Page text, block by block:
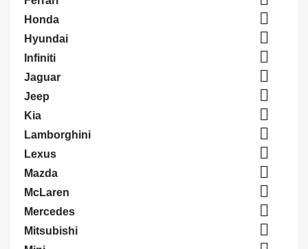
Honda 
Hyundai 
Infiniti 
Jaguar 
Jeep 
Kia 
Lamborghini 
Lexus 
Mazda 
McLaren 
Mercedes 
Mitsubishi 